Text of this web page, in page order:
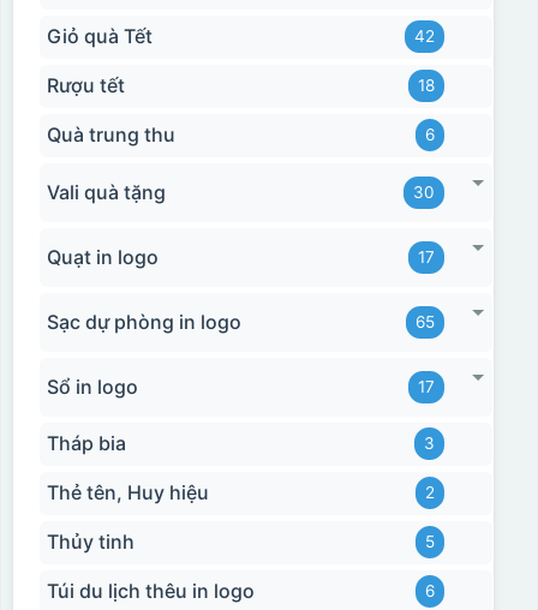
Giỏ quà Tết 42
Rượu tết 18
Quà trung thu 6
Vali quà tặng 30
Quạt in logo 17
Sạc dự phòng in logo 65
Sổ in logo 17
Tháp bia 3
Thẻ tên, Huy hiệu 2
Thủy tinh 5
Túi du lịch thêu in logo 6